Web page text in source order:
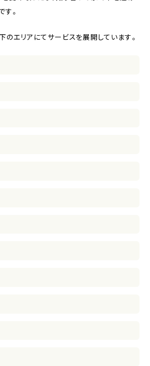
す。
のエリアにてサービスを展開しています。